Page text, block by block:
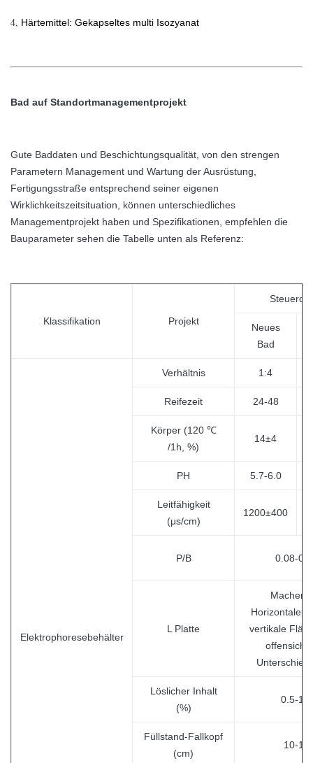
4, Härtemittel: Gekapseltes multi Isozyanat
Bad auf Standortmanagementprojekt
Gute Baddaten und Beschichtungsqualität, von den strengen
Parametern Management und Wartung der Ausrüstung,
Fertigungsstraße entsprechend seiner eigenen
Wirklichkeitszeitsituation, können unterschiedliches
Managementprojekt haben und Spezifikationen, empfehlen die
Bauparameter sehen die Tabelle unten als Referenz:
Klassifikation Projekt
Neues
Bad
Elektrophoresebehälter
Verhältnis 1:4
Reifezeit 24-48
Körper (120 ℃
/1h, %)
14±4
PH 5.7-6.0
Leitfähigkeit
(μs/cm)
1200±400
P/B 0.08-
L Platte
Machen
vertikale
Löslicher Inhalt
(%)
0.5-1.8
Füllstand-Fallkopf
(cm)
10-15